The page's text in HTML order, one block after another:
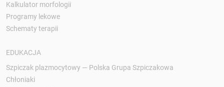
Kalkulator morfologii
Programy lekowe
Schematy terapii
EDUKACJA
Szpiczak plazmocytowy — Polska Grupa Szpiczakowa
Chłoniaki